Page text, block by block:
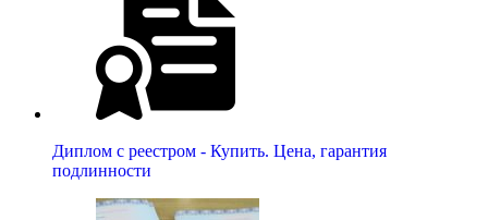
Диплом с реестром - Купить. Цена, гарантия
подлинности